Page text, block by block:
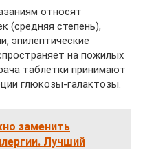
относят
(средняя степень),
эпилептические
на пожилых
таблетки принимают
глюкозы-галактозы.
заменить
Лучший